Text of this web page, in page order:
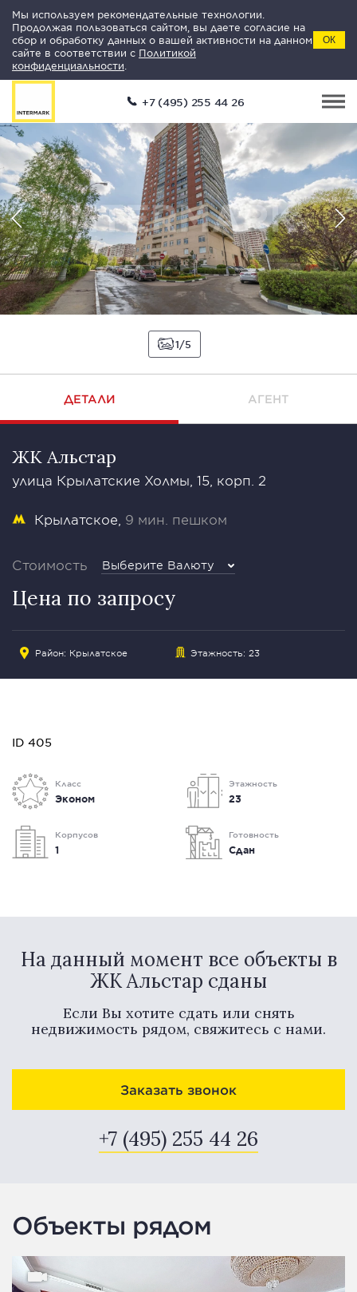
Мы используем рекомендательные технологии.
Продолжая пользоваться сайтом, вы даете согласие на
сбор и обработку данных о вашей активности на данном
сайте в соответствии с Политикой
конфиденциальности
ОК
+7 (495) 255 44 26
1 5
ДЕТАЛИ АГЕНТ
ЖК Альстар
улица Крылатские Холмы, 15, корп. 2
Крылатское 9 мин. пешком
Стоимость Выберите Валюту
Цена по запросу
Район: Крылатское Этажность: 23
ID 405
Класс
Эконом
Этажность
23
Корпусов
1
Готовность
Сдан
На данный момент все объекты в
ЖК Альстар сданы
Если Вы хотите сдать или снять
недвижимость рядом, свяжитесь с нами.
Заказать звонок
+7 (495) 255 44 26
Объекты рядом